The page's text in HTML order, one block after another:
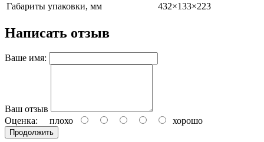
Габариты упаковки, мм
432×133×223
Написать отзыв
Ваше имя:
Ваш отзыв
Оценка: плохо хорошо
Продолжить